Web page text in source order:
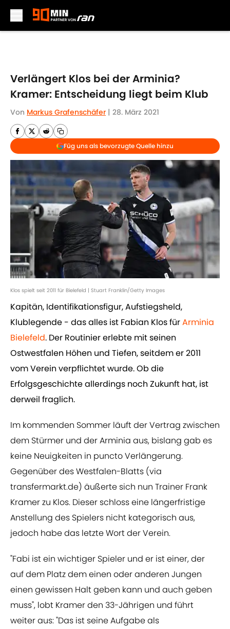
Verlängert Klos bei der Arminia?
Kramer: Entscheidung liegt beim Klub
Von Markus Grafenschäfer | 28. März 2021
Füg uns als bevorzugte Quelle hinzu
Klos spielt seit 2011 für Bielefeld | Stuart Franklin/Getty Images
Kapitän, Identifikationsfigur, Aufstiegsheld,
Klublegende - das alles ist Fabian Klos fürArminia
Bielefeld. Der Routinier erlebte mit seinen
Ostwestfalen Höhen und Tiefen, seitdem er 2011
vom Verein verpflichtet wurde. Ob die
Erfolgsgeschichte allerdings noch Zukunft hat, ist
derweil fraglich.
Im kommenden Sommer läuft der Vertrag zwischen
dem Stürmer und der Arminia aus, bislang gab es
keine Neuigkeiten in puncto Verlängerung.
Gegenüber des Westfalen-Blatts (via
transfermarkt.de) äußerte sich nun Trainer Frank
Kramer zu Klos. Dieser schloss eine längerfristige
Anstellung des Spielers nicht kategorisch aus,
jedoch habe das letzte Wort der Verein.
"Fabi ist ein wichtiger Spieler und er ist einer, der
auf dem Platz dem einen oder anderen Jungen
einen gewissen Halt geben kann und auch geben
muss", lobt Kramer den 33-Jährigen und führt
weiter aus: "Das ist seine Aufgabe als